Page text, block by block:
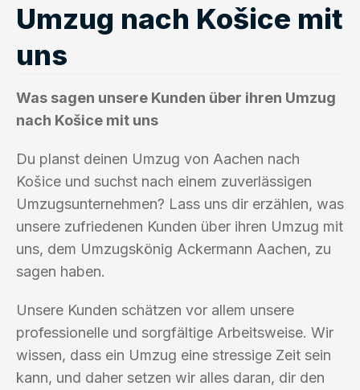
Umzug nach Košice mit
uns
Was sagen unsere Kunden über ihren Umzug
nach Košice mit uns
Du planst deinen Umzug von Aachen nach
Košice und suchst nach einem zuverlässigen
Umzugsunternehmen? Lass uns dir erzählen, was
unsere zufriedenen Kunden über ihren Umzug mit
uns, dem Umzugskönig Ackermann Aachen, zu
sagen haben.
Unsere Kunden schätzen vor allem unsere
professionelle und sorgfältige Arbeitsweise. Wir
wissen, dass ein Umzug eine stressige Zeit sein
kann, und daher setzen wir alles daran, dir den